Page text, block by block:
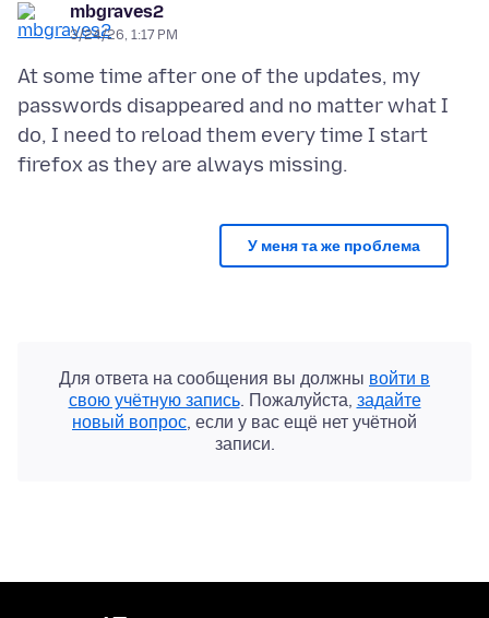
mbgraves2
3/24/26, 1:17 PM
At some time after one of the updates, my
passwords disappeared and no matter what I
do, I need to reload them every time I start
У меня та же проблема
Для ответа на сообщения вы должны войти в
свою учётную запись. Пожалуйста, задайте
новый вопрос, если у вас ещё нет учётной
записи.